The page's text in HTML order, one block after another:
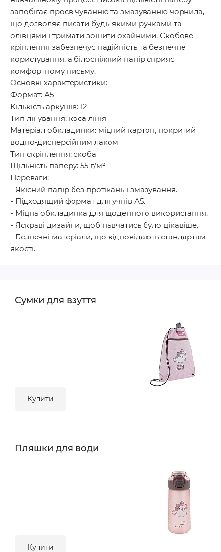
запобігає просвічуванню та змазуванню чорнила,
що дозволяє писати будь-якими ручками та
олівцями і тримати зошити охайними. Скобове
кріплення забезпечує надійність та безпечне
користування, а білосніжний папір сприяє
комфортному письму.
Основні характеристики:
Формат: А5
Кількість аркушів: 12
Тип лінування: коса лінія
Матеріал обкладинки: міцний картон, покритий
водно-дисперсійним лаком
Тип скріплення: скоба
Щільність паперу: 55 г/м²
Переваги:
- Якісний папір без протікань і змазування.
- Підходящий формат для учнів А5.
- Міцна обкладинка для щоденного використання.
- Яскраві дизайни, щоб навчатись було цікавіше.
- Безпечні матеріали, що відповідають стандартам
якості.
Сумки для взуття
Купити
Пляшки для води
Купити